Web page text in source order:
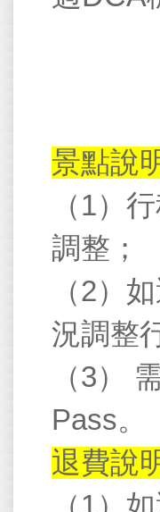
景點說
（1）
調整；
（2）
況調整
（3）
Pass。
退費說